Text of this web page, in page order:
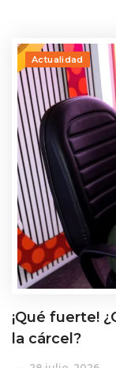
Actualidad
¡Qué fuerte!
la cárcel?